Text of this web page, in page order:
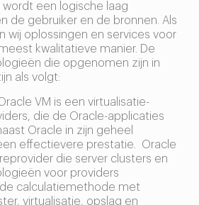
een logische laag
de gebruiker en de bronnen. Als
wij oplossingen en services voor
kwalitatieve manier. De
die opgenomen zijn in
als volgt:
VM is een virtualisatie-
die de Oracle-applicaties
Oracle in zijn geheel
effectievere prestatie. Oracle
die server clusters en
voor providers
calculatiemethode met
virtualisatie, opslag en